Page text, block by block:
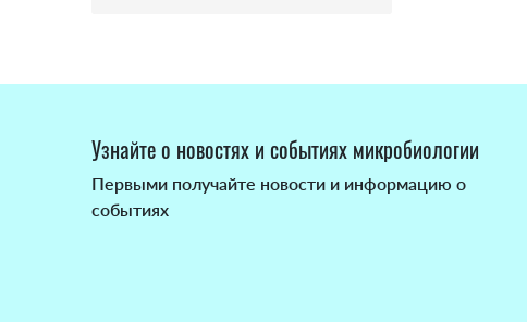
Узнайте о новостях и событиях микробиологии
Первыми получайте новости и информацию о
событиях